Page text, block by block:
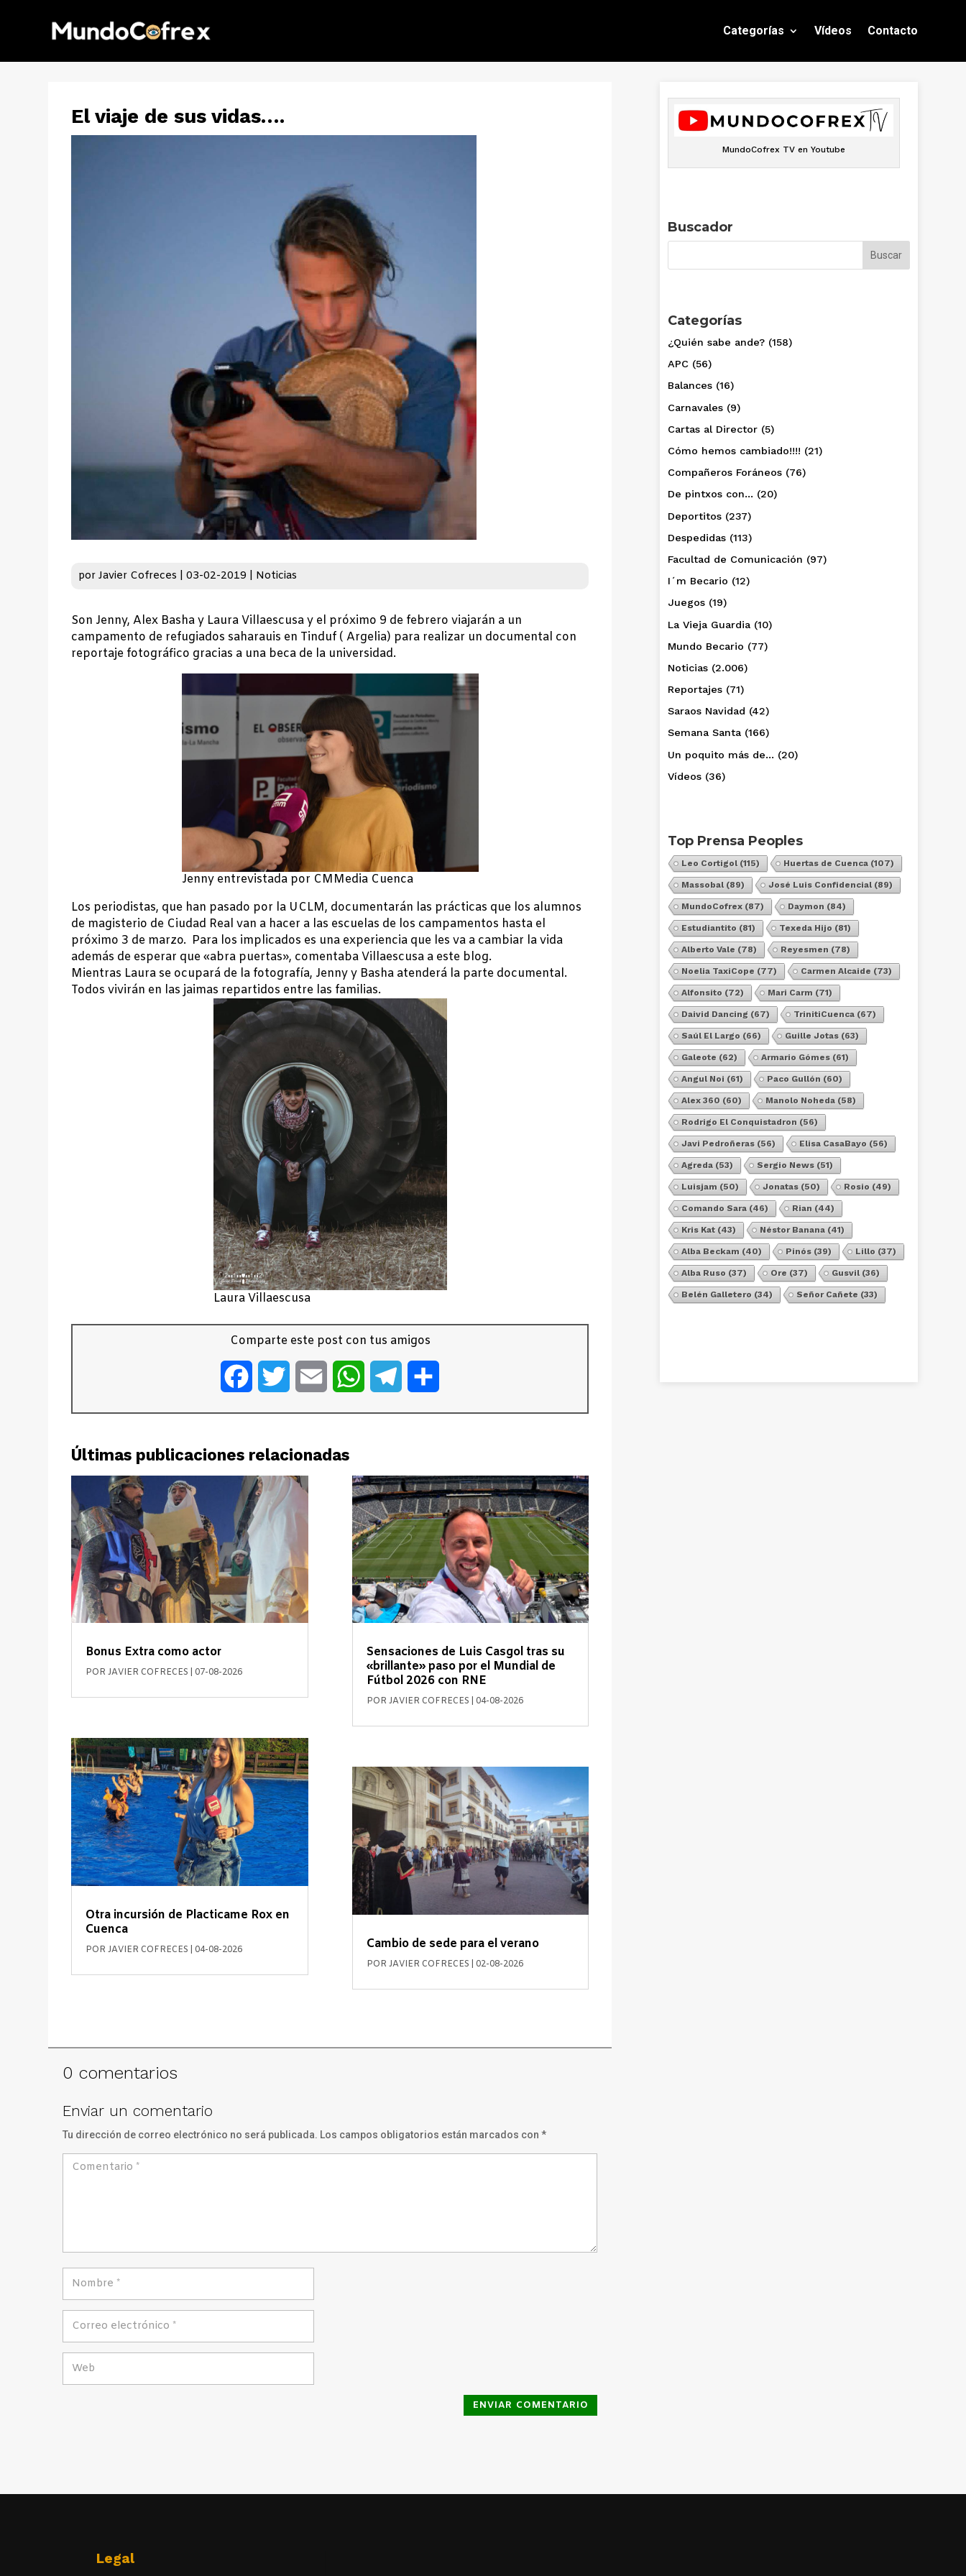
Categorías Vídeos Contacto
El viaje de sus vidas….
porJavier Cofreces |03-02-2019 Noticias
Son Jenny, Alex Basha y Laura Villaescusa y el próximo 9 de febrero viajarán a un
campamento de refugiados saharauis en Tinduf ( Argelia) para realizar un documental con
reportaje fotográfico gracias a una beca de la universidad.
Jenny entrevistada por CMMedia Cuenca
Los periodistas, que han pasado por la UCLM, documentarán las prácticas que los alumnos
de magisterio de Ciudad Real van a hacer a las escuelas de los campamentos hasta el
próximo 3 de marzo. Para los implicados es una experiencia que les va a cambiar la vida
además de esperar que «abra puertas», comentaba Villaescusa a este blog.
Mientras Laura se ocupará de la fotografía, Jenny y Basha atenderá la parte documental.
Todos vivirán en las jaimas repartidos entre las familias.
Laura Villaescusa
Comparte este post con tus amigos
FacebookTwitter Email WhatsAppTelegram
Últimas publicaciones relacionadas
Bonus Extra como actor
PORJAVIER COFRECES 07-08-2026
Otra incursión de Placticame Rox en
Cuenca
PORJAVIER COFRECES 04-08-2026
Sensaciones de Luis Casgol tras su
«brillante» paso por el Mundial de
Fútbol 2026 con RNE
POR JAVIER COFRECES 04-08-2026
Cambio de sede para el verano
POR JAVIER COFRECES 02-08-2026
0 comentarios
Enviar un comentario
Tu dirección de correo electrónico no será publicada. Los campos obligatorios están marcados con*
ENVIAR COMENTARIO
MundoCofrex TV en Youtube
Buscador
Categorías
¿Quién sabe ande? (158)
APC (56)
Balances (16)
Carnavales (9)
Cartas al Director (5)
Cómo hemos cambiado!!!! (21)
Compañeros Foráneos (76)
De pintxos con… (20)
Deportitos (237)
Despedidas (113)
Facultad de Comunicación (97)
I´m Becario (12)
Juegos (19)
La Vieja Guardia (10)
Mundo Becario (77)
Noticias (2.006)
Reportajes (71)
Saraos Navidad (42)
Semana Santa (166)
Un poquito más de… (20)
Vídeos (36)
Top Prensa Peoples
Leo Cortigol (115) Huertas de Cuenca (107)
Massobal (89) José Luis Confidencial (89)
MundoCofrex (87) Daymon (84)
Estudiantito (81) Texeda Hijo (81)
Alberto Vale (78) Reyesmen (78)
Noelia TaxiCope (77) Carmen Alcaide (73)
Alfonsito (72) Mari Carm (71)
Daivid Dancing (67) TrinitiCuenca (67)
Saúl El Largo (66) Guille Jotas (63)
Galeote (62) Armario Gómes (61)
Angul Noi (61) Paco Gullón (60)
Alex 360 (60) Manolo Noheda (58)
Rodrigo El Conquistadron (56)
Javi Pedroñeras (56) Elisa CasaBayo (56)
Agreda (53) Sergio News (51)
Luisjam (50) Jonatas (50) Rosio (49)
Comando Sara (46) Rian (44)
Kris Kat (43) Néstor Banana (41)
Alba Beckam (40) Pinós (39) Lillo (37)
Alba Ruso (37) Ore (37) Gusvil (36)
Belén Galletero (34) Señor Cañete (33)
Legal